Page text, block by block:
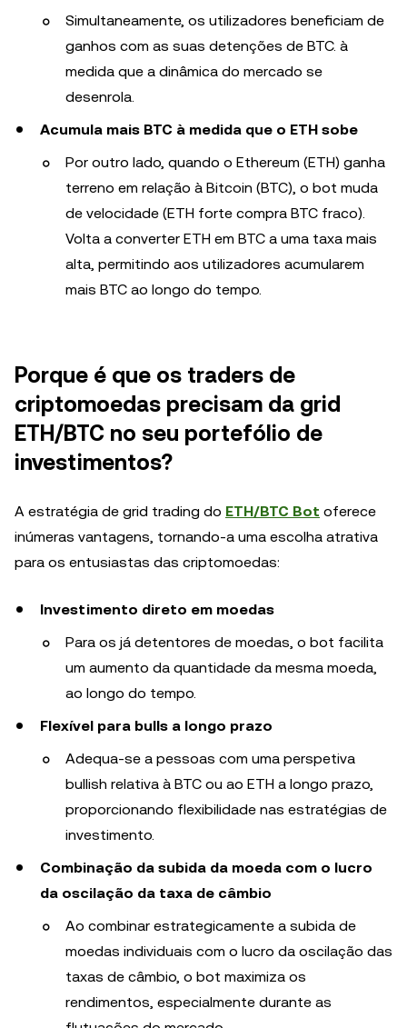
Simultaneamente, os utilizadores beneficiam de
ganhos com as suas detenções de BTC. à
medida que a dinâmica do mercado se
desenrola.
Acumula mais BTC à medida que o ETH sobe
Por outro lado, quando o Ethereum (ETH) ganha
terreno em relação à Bitcoin (BTC), o bot muda
de velocidade (ETH forte compra BTC fraco).
Volta a converter ETH em BTC a uma taxa mais
alta, permitindo aos utilizadores acumularem
mais BTC ao longo do tempo.
Porque é que os traders de
criptomoedas precisam da grid
ETH/BTC no seu portefólio de
investimentos?
A estratégia de grid trading do ETH/BTC Bot oferece
inúmeras vantagens, tornando-a uma escolha atrativa
para os entusiastas das criptomoedas:
Investimento direto em moedas
Para os já detentores de moedas, o bot facilita
um aumento da quantidade da mesma moeda,
ao longo do tempo.
Flexível para bulls a longo prazo
Adequa-se a pessoas com uma perspetiva
bullish relativa à BTC ou ao ETH a longo prazo,
proporcionando flexibilidade nas estratégias de
investimento.
Combinação da subida da moeda com o lucro
da oscilação da taxa de câmbio
Ao combinar estrategicamente a subida de
moedas individuais com o lucro da oscilação das
taxas de câmbio, o bot maximiza os
rendimentos, especialmente durante as